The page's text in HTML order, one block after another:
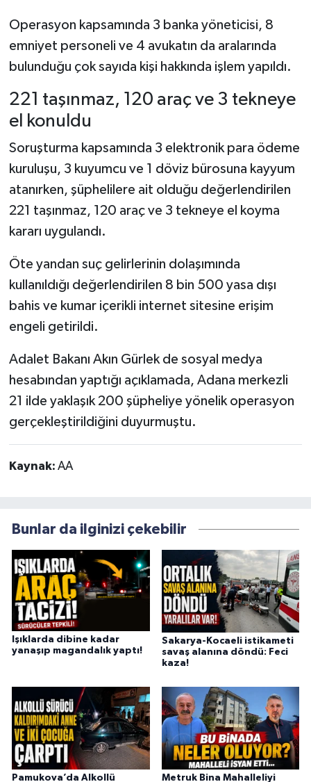
Operasyon kapsamında 3 banka yöneticisi, 8
emniyet personeli ve 4 avukatın da aralarında
bulunduğu çok sayıda kişi hakkında işlem yapıldı.
221 taşınmaz, 120 araç ve 3 tekneye
el konuldu
Soruşturma kapsamında 3 elektronik para ödeme
kuruluşu, 3 kuyumcu ve 1 döviz bürosuna kayyum
atanırken, şüphelilere ait olduğu değerlendirilen
221 taşınmaz, 120 araç ve 3 tekneye el koyma
kararı uygulandı.
Öte yandan suç gelirlerinin dolaşımında
kullanıldığı değerlendirilen 8 bin 500 yasa dışı
bahis ve kumar içerikli internet sitesine erişim
engeli getirildi.
Adalet Bakanı Akın Gürlek de sosyal medya
hesabından yaptığı açıklamada, Adana merkezli
21 ilde yaklaşık 200 şüpheliye yönelik operasyon
gerçekleştirildiğini duyurmuştu.
Kaynak: AA
Bunlar da ilginizi çekebilir
Işıklarda dibine kadar
yanaşıp magandalık yaptı!
Sakarya-Kocaeli istikameti
savaş alanına döndü: Feci
kaza!
Pamukova’da Alkollü Metruk Bina Mahalleliyi